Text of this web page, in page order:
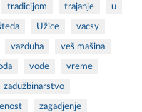
tradicijom trajanje u
Užice vacsy
vazduha veš mašina
vode vreme
zadužbinarstvo
zagadjenje